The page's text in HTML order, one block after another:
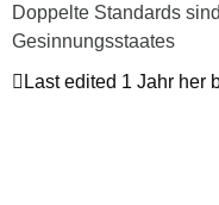
Doppelte Standards
Gesinnungsstaates
Last edited 1 Jahr her